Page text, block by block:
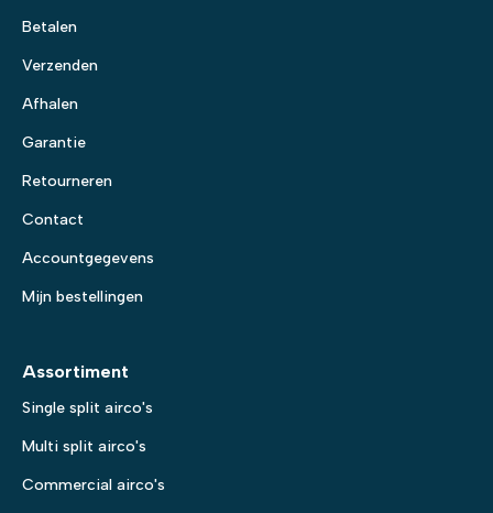
Betalen
Verzenden
Afhalen
Garantie
Retourneren
Contact
Accountgegevens
Mijn bestellingen
Assortiment
Single split airco's
Multi split airco's
Commercial airco's